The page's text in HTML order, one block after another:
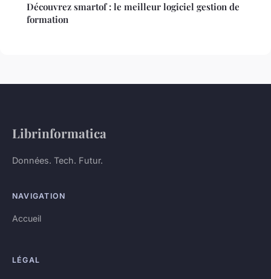
Découvrez smartof : le meilleur logiciel gestion de
formation
Librinformatica
Données. Tech. Futur.
NAVIGATION
Accueil
LÉGAL